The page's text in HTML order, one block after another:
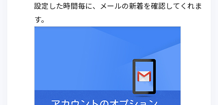
設定した時間毎に、メールの新着を確認してくれま
す。